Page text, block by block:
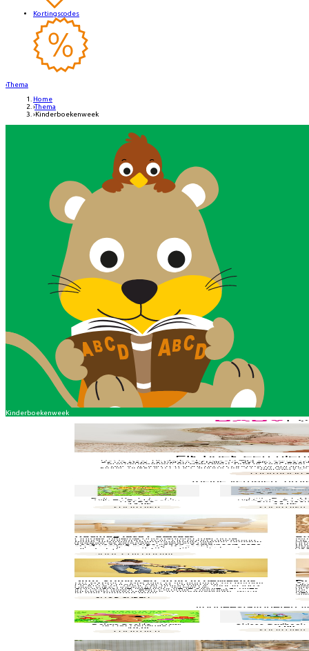
Kortingscodes
‹Thema
Home
›Thema
›Kinderboekenweek
Kinderboekenweek